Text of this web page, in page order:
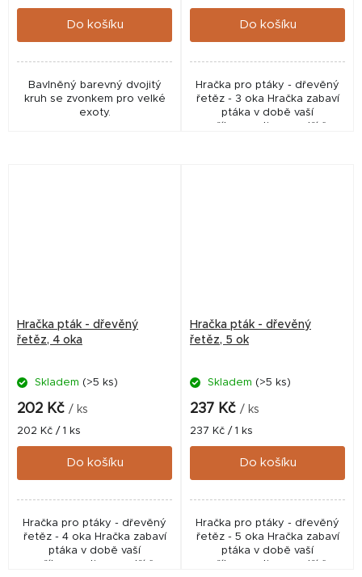
cena:
Do košíku
Bavlněný barevný dvojitý
kruh se zvonkem pro velké
exoty.
cena:
Do košíku
Hračka pro ptáky - dřevěný
řetěz - 3 oka Hračka zabaví
ptáka v době vaší
Hračka pták - dřevěný
řetěz, 4 oka
Skladem (>5 ks)
202 Kč / ks
Měrná
cena:
202 Kč / 1 ks
Do košíku
Hračka pro ptáky - dřevěný
řetěz - 4 oka Hračka zabaví
ptáka v době vaší
nepřítomnosti a zpestří čas
Hračka pták - dřevěný
řetěz, 5 ok
Skladem (>5 ks)
237 Kč / ks
Měrná
cena:
237 Kč / 1 ks
Do košíku
Hračka pro ptáky - dřevěný
řetěz - 5 oka Hračka zabaví
ptáka v době vaší
nepřítomnosti a zpestří čas